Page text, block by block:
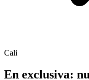
Cali
En exclusiva: